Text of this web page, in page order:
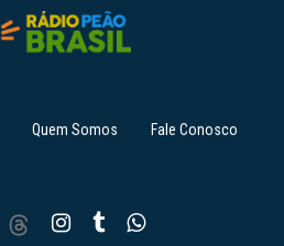
Quem Somos Fale Conosco